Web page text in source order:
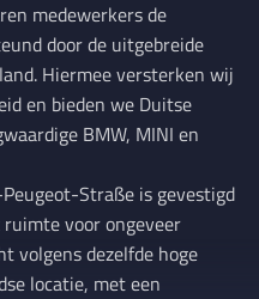
medewerkers de
door de uitgebreide
Hiermee versterken wij
en bieden we Duitse
BMW, MINI en
Straße is gevestigd
voor ongeveer
volgens dezelfde hoge
locatie, met een